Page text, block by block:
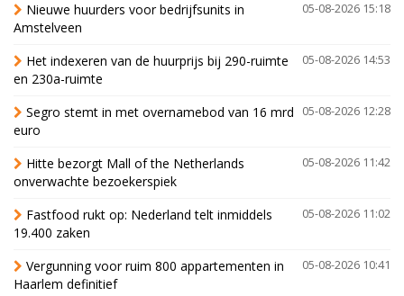
05-08-2026 15:18
Nieuwe huurders voor bedrijfsunits in
Amstelveen
05-08-2026 14:53
Het indexeren van de huurprijs bij 290-ruimte
en 230a-ruimte
05-08-2026 12:28
Segro stemt in met overnamebod van 16 mrd
euro
05-08-2026 11:42
Hitte bezorgt Mall of the Netherlands
onverwachte bezoekerspiek
05-08-2026 11:02
Fastfood rukt op: Nederland telt inmiddels
19.400 zaken
05-08-2026 10:41
Vergunning voor ruim 800 appartementen in
Haarlem definitief